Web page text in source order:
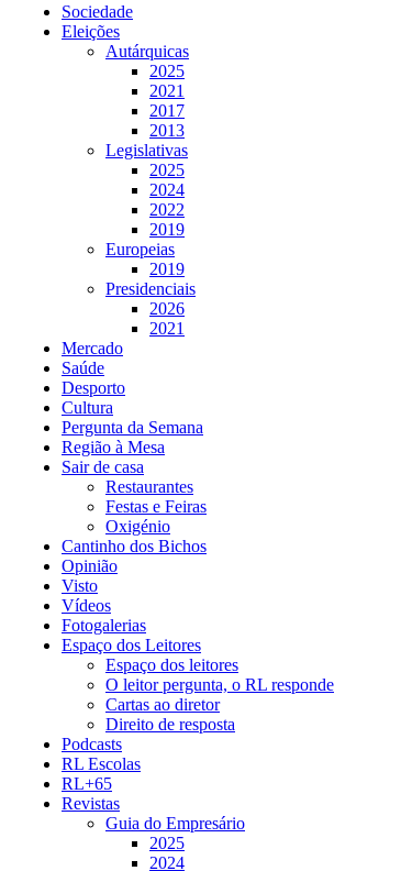
Sociedade
Eleições
Autárquicas
2025
2021
2017
2013
Legislativas
2025
2024
2022
2019
Europeias
2019
Presidenciais
2026
2021
Mercado
Saúde
Desporto
Cultura
Pergunta da Semana
Região à Mesa
Sair de casa
Restaurantes
Festas e Feiras
Oxigénio
Cantinho dos Bichos
Opinião
Visto
Vídeos
Fotogalerias
Espaço dos Leitores
Espaço dos leitores
O leitor pergunta, o RL responde
Cartas ao diretor
Direito de resposta
Podcasts
RL Escolas
RL+65
Revistas
Guia do Empresário
2025
2024